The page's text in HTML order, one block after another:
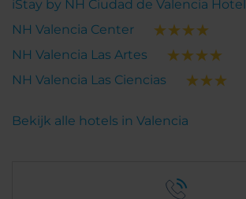
iStay by NH Ciudad de Valencia Hotel
NH Valencia Center
NH Valencia Las Artes
NH Valencia Las Ciencias
Bekijk alle hotels in Valencia